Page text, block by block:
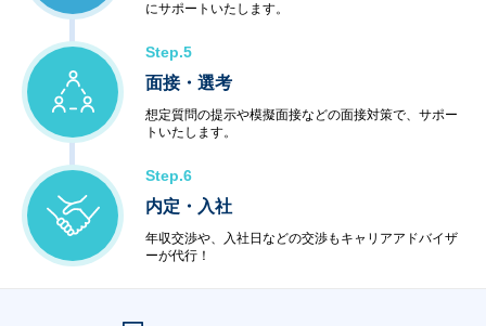
にサポートいたします。
Step.5
面接・選考
想定質問の提示や模擬面接などの面接対策で、サポー
トいたします。
Step.6
内定・入社
年収交渉や、入社日などの交渉もキャリアアドバイザ
ーが代行！